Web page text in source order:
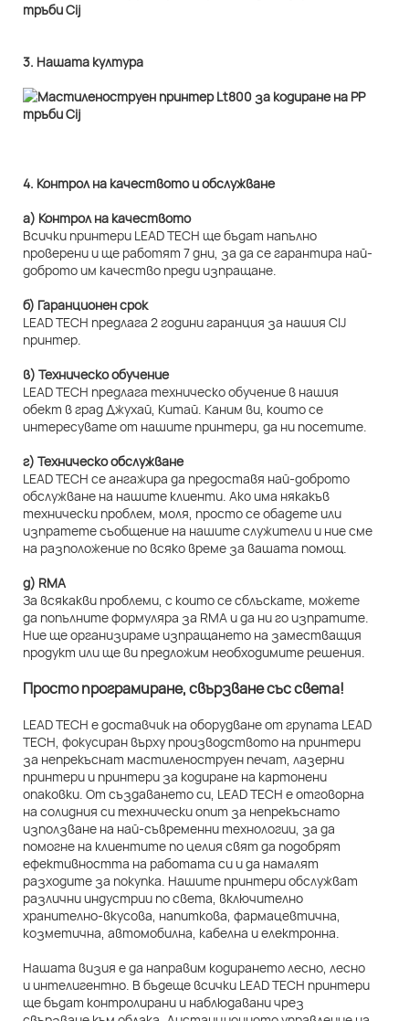
3. Нашата култура
4. Контрол на качеството и обслужване
а) Контрол на качеството
Всички принтери LEAD TECH ще бъдат напълно
проверени и ще работят 7 дни, за да се гарантира най-
доброто им качество преди изпращане.
б) Гаранционен срок
LEAD TECH предлага 2 години гаранция за нашия CIJ
принтер.
в) Техническо обучение
LEAD TECH предлага техническо обучение в нашия
обект в град Джухай, Китай. Каним ви, които се
интересувате от нашите принтери, да ни посетите.
г) Техническо обслужване
LEAD TECH се ангажира да предоставя най-доброто
обслужване на нашите клиенти. Ако има някакъв
технически проблем, моля, просто се обадете или
изпратете съобщение на нашите служители и ние сме
на разположение по всяко време за вашата помощ.
д) RMA
За всякакви проблеми, с които се сблъскате, можете
да попълните формуляра за RMA и да ни го изпратите.
Ние ще организираме изпращането на заместващия
продукт или ще ви предложим необходимите решения.
Просто програмиране, свързване със света!
LEAD TECH е доставчик на оборудване от групата LEAD
TECH, фокусиран върху производството на принтери
за непрекъснат мастиленоструен печат, лазерни
принтери и принтери за кодиране на картонени
опаковки. От създаването си, LEAD TECH е отговорна
на солидния си технически опит за непрекъснато
използване на най-съвременни технологии, за да
помогне на клиентите по целия свят да подобрят
ефективността на работата си и да намалят
разходите за покупка. Нашите принтери обслужват
различни индустрии по света, включително
хранително-вкусова, напиткова, фармацевтична,
козметична, автомобилна, кабелна и електронна.
Нашата визия е да направим кодирането лесно, лесно
и интелигентно. В бъдеще всички LEAD TECH принтери
ще бъдат контролирани и наблюдавани чрез